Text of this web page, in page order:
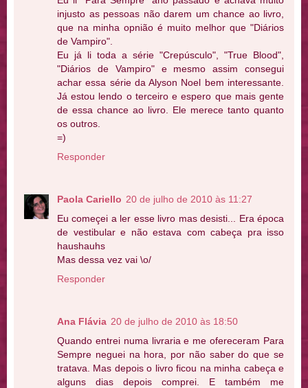
injusto as pessoas não darem um chance ao livro,
que na minha opnião é muito melhor que "Diários
de Vampiro".
Eu já li toda a série "Crepúsculo", "True Blood",
"Diários de Vampiro" e mesmo assim consegui
achar essa série da Alyson Noel bem interessante.
Já estou lendo o terceiro e espero que mais gente
de essa chance ao livro. Ele merece tanto quanto
os outros.
=)
Responder
Paola Cariello 20 de julho de 2010 às 11:27
Eu começei a ler esse livro mas desisti... Era época
de vestibular e não estava com cabeça pra isso
haushauhs
Mas dessa vez vai \o/
Responder
Ana Flávia 20 de julho de 2010 às 18:50
Quando entrei numa livraria e me ofereceram Para
Sempre neguei na hora, por não saber do que se
tratava. Mas depois o livro ficou na minha cabeça e
alguns dias depois comprei. E também me